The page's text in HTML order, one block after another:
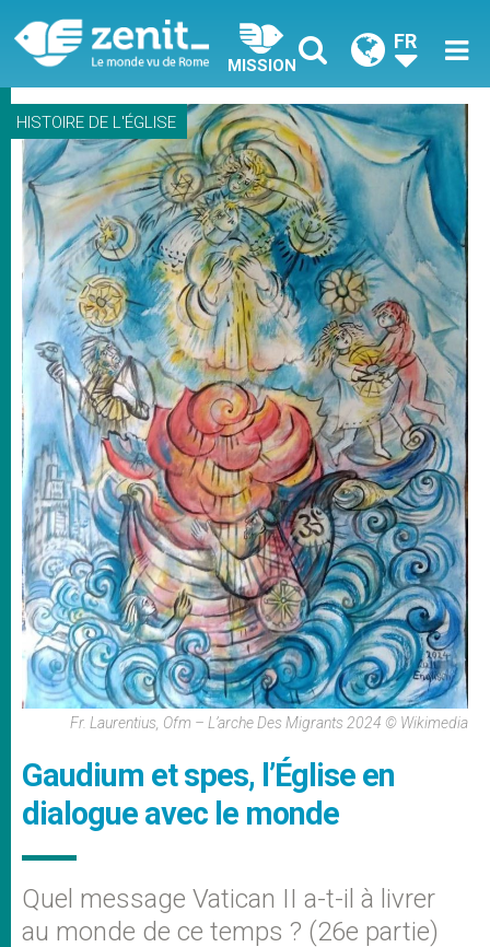
MISSION
FR
HISTOIRE DE L'ÉGLISE
Fr. Laurentius, Ofm – L’arche Des Migrants 2024 © Wikimedia
Gaudium et spes, l’Église en
dialogue avec le monde
Quel message Vatican II a-t-il à livrer
au monde de ce temps ? (26e partie)